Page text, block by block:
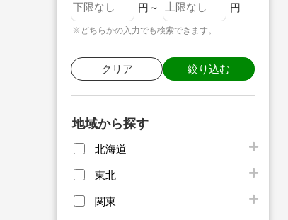
円～ 円
※どちらかの入力でも検索できます。
クリア 絞り込む
地域から探す
北海道
東北
関東